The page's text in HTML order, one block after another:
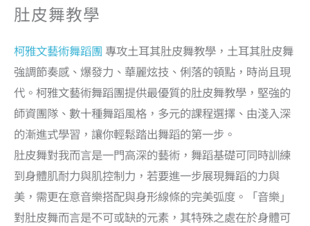
肚皮舞教學
柯雅文藝術舞蹈團 專攻土耳其肚皮舞教學，土耳其肚皮舞
強調節奏感、爆發力、華麗炫技、俐落的頓點，時尚且現
代。柯雅文藝術舞蹈團提供最優質的肚皮舞教學，堅強的
師資團隊、數十種舞蹈風格，多元的課程選擇、由淺入深
的漸進式學習，讓你輕鬆踏出舞蹈的第一步。
肚皮舞對我而言是一門高深的藝術，舞蹈基礎可同時訓練
到身體肌耐力與肌控制力，若要進一步展現舞蹈的力與
美，需更在意音樂搭配與身形線條的完美弧度。「音樂」
對肚皮舞而言是不可或缺的元素，其特殊之處在於身體可